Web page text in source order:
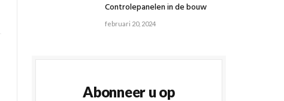
Controlepanelen in de bouw
februari 20, 2024
Abonneer u op